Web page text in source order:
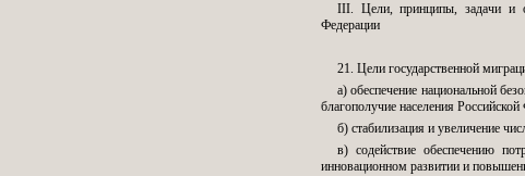
III. Цели, принципы, задачи и
Федерации
21. Цели государственной
а) обеспечение национальной
благополучие населения
б) стабилизация и увеличение
в) содействие обеспечению
инновационном развитии и